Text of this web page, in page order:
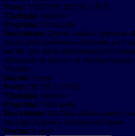
Nome: VISITOR_INFO1_LIVE
Tipologia: analitico
Proprieta: Terza-parte
Descrizione: Questo cookie è impostato
traccia delle preferenze dell'utente per i
nei siti; può anche determinare se il
utilizzando la nuova o la vecchia
Youtube.
Durata: 6 mesi
Nome: DEVICE_INFO
Tipologia: analitico
Proprieta: Terza-parte
Descrizione: YouTube utilizza questo
tipologia di device utilizzata dall'utente
Durata: 6 mesi